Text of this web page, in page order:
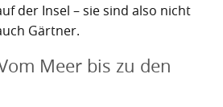
der Insel – sie sind also nicht
Gärtner.
Meer bis zu den